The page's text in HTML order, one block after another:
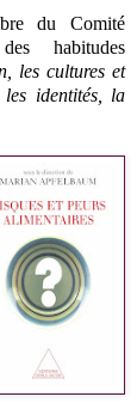
du Comité
habitudes
les cultures et
les identités, la